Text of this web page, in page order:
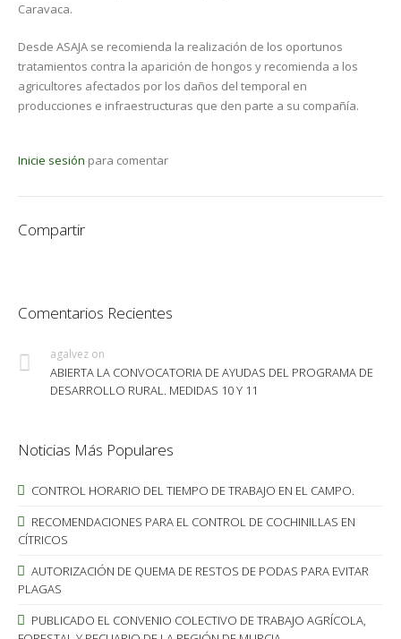
Caravaca.
Desde ASAJA se recomienda la realización de los oportunos
tratamientos contra la aparición de hongos y recomienda a los
agricultores afectados por los daños del temporal en
producciones e infraestructuras que den parte a su compañía.
Inicie sesión para comentar
Compartir
Comentarios Recientes
agalvez on
ABIERTA LA CONVOCATORIA DE AYUDAS DEL PROGRAMA DE
DESARROLLO RURAL. MEDIDAS 10 Y 11
Noticias Más Populares
CONTROL HORARIO DEL TIEMPO DE TRABAJO EN EL CAMPO.
RECOMENDACIONES PARA EL CONTROL DE COCHINILLAS EN
CÍTRICOS
AUTORIZACIÓN DE QUEMA DE RESTOS DE PODAS PARA EVITAR
PLAGAS
PUBLICADO EL CONVENIO COLECTIVO DE TRABAJO AGRÍCOLA,